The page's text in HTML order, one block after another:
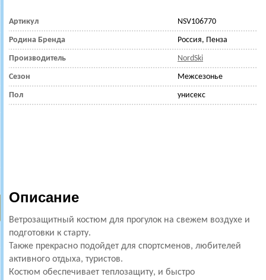
Артикул NSV106770
Родина Бренда Россия, Пенза
Производитель NordSki
Сезон Межсезонье
Пол унисекс
Описание
Ветрозащитный костюм для прогулок на свежем воздухе и
подготовки к старту.
Также прекрасно подойдет для спортсменов, любителей
активного отдыха, туристов.
Костюм обеспечивает теплозащиту, и быстро